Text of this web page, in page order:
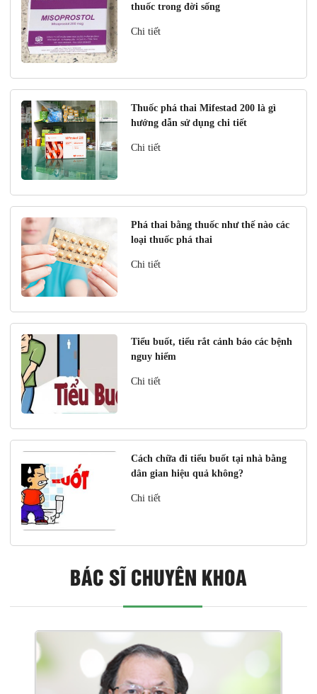
thuốc trong đời sống
Chi tiết
Thuốc phá thai Mifestad 200 là gì
hướng dẫn sử dụng chi tiết
Chi tiết
Phá thai bằng thuốc như thế nào các
loại thuốc phá thai
Chi tiết
Tiểu buốt, tiểu rắt cảnh báo các bệnh
nguy hiểm
Chi tiết
Cách chữa đi tiểu buốt tại nhà bằng
dân gian hiệu quả không?
Chi tiết
BÁC SĨ CHUYÊN KHOA